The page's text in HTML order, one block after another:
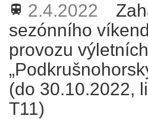
train 2.4.2022
sezónního
provozu
(do 30.10.2022,
T11)